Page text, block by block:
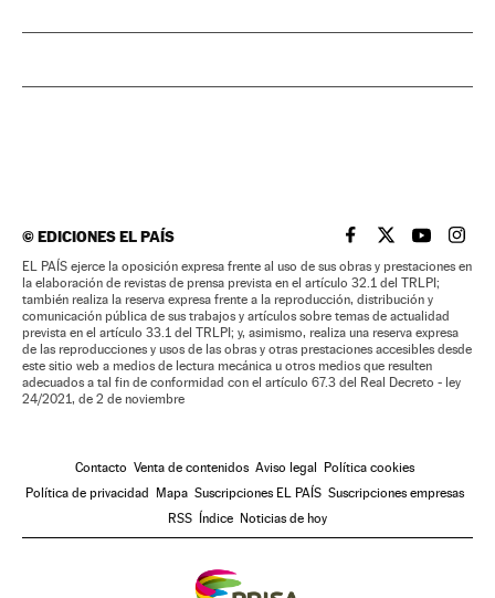
©EDICIONES EL PAÍS EL PAÍS BRASIL EN
EL PAÍSEL PAÍS
EL
EL PAÍS ejerce la oposición expresa frente al uso de sus obras y prestaciones en
la elaboración de revistas de prensa prevista en el artículo 32.1 del TRLPI;
también realiza la reserva expresa frente a la reproducción, distribución y
comunicación pública de sus trabajos y artículos sobre temas de actualidad
prevista en el artículo 33.1 del TRLPI; y, asimismo, realiza una reserva expresa
de las reproducciones y usos de las obras y otras prestaciones accesibles desde
este sitio web a medios de lectura mecánica u otros medios que resulten
adecuados a tal fin de conformidad con el artículo 67.3 del Real Decreto - ley
24/2021, de 2 de noviembre
Contacto Venta de contenidos Aviso legal Política cookies
Política de privacidad Mapa Suscripciones EL PAÍS Suscripciones empresas
RSS Índice Noticias de hoy